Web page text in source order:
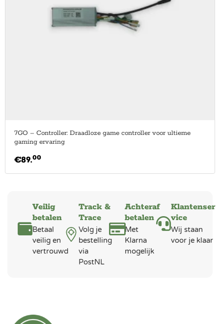
7GO – Controller: Draadloze game controller voor ultieme
gaming ervaring
€89.00
Veilig
betalen
Betaal
veilig en
vertrouwd
Track &
Trace
Volg je
bestelling
via
PostNL
Achteraf
betalen
Met
Klarna
mogelijk
Klantenser
vice
Wij staan
voor je klaar